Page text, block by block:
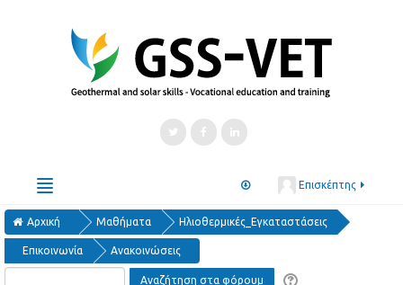
Επισκέπτης
Ελληνικά ‎(el)‎
Αρχική Μαθήματα Ηλιοθερμικές_Εγκαταστάσεις
Επικοινωνία Ανακοινώσεις